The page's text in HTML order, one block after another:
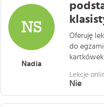
Nadia
Oferuję
do
Lekcje
Nie